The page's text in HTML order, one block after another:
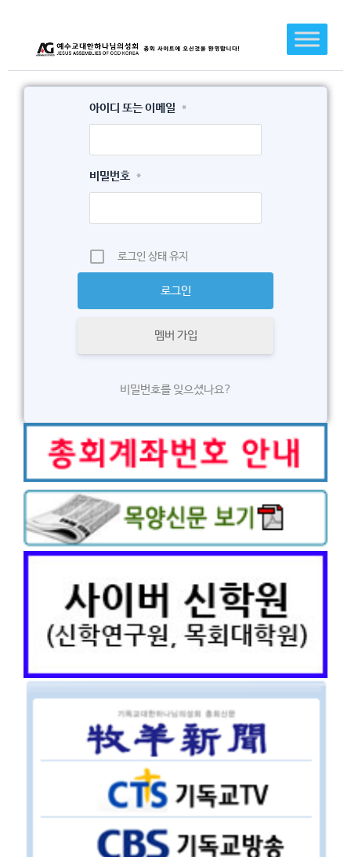
로
아이디 또는 이메일 *
비밀번호 *
로그인 상태 유지
멤버 가입
비밀번호를 잊으셨나요?